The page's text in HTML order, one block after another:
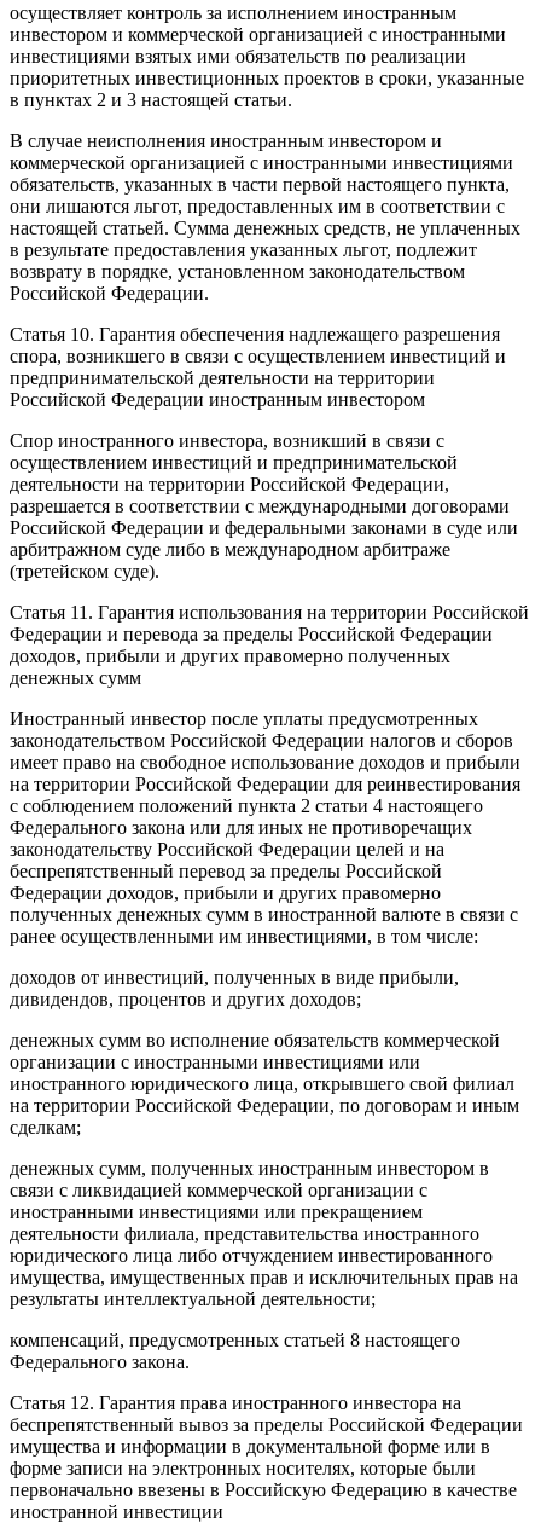
осуществляет контроль за исполнением иностранным
инвестором и коммерческой организацией с иностранными
инвестициями взятых ими обязательств по реализации
приоритетных инвестиционных проектов в сроки, указанные
в пунктах 2 и 3 настоящей статьи.
В случае неисполнения иностранным инвестором и
коммерческой организацией с иностранными инвестициями
обязательств, указанных в части первой настоящего пункта,
они лишаются льгот, предоставленных им в соответствии с
настоящей статьей. Сумма денежных средств, не уплаченных
в результате предоставления указанных льгот, подлежит
возврату в порядке, установленном законодательством
Российской Федерации.
Статья 10. Гарантия обеспечения надлежащего разрешения
спора, возникшего в связи с осуществлением инвестиций и
предпринимательской деятельности на территории
Российской Федерации иностранным инвестором
Спор иностранного инвестора, возникший в связи с
осуществлением инвестиций и предпринимательской
деятельности на территории Российской Федерации,
разрешается в соответствии с международными договорами
Российской Федерации и федеральными законами в суде или
арбитражном суде либо в международном арбитраже
(третейском суде).
Статья 11. Гарантия использования на территории Российской
Федерации и перевода за пределы Российской Федерации
доходов, прибыли и других правомерно полученных
денежных сумм
Иностранный инвестор после уплаты предусмотренных
законодательством Российской Федерации налогов и сборов
имеет право на свободное использование доходов и прибыли
на территории Российской Федерации для реинвестирования
с соблюдением положений пункта 2 статьи 4 настоящего
Федерального закона или для иных не противоречащих
законодательству Российской Федерации целей и на
беспрепятственный перевод за пределы Российской
Федерации доходов, прибыли и других правомерно
полученных денежных сумм в иностранной валюте в связи с
ранее осуществленными им инвестициями, в том числе:
доходов от инвестиций, полученных в виде прибыли,
дивидендов, процентов и других доходов;
денежных сумм во исполнение обязательств коммерческой
организации с иностранными инвестициями или
иностранного юридического лица, открывшего свой филиал
на территории Российской Федерации, по договорам и иным
сделкам;
денежных сумм, полученных иностранным инвестором в
связи с ликвидацией коммерческой организации с
иностранными инвестициями или прекращением
деятельности филиала, представительства иностранного
юридического лица либо отчуждением инвестированного
имущества, имущественных прав и исключительных прав на
результаты интеллектуальной деятельности;
компенсаций, предусмотренных статьей 8 настоящего
Федерального закона.
Статья 12. Гарантия права иностранного инвестора на
беспрепятственный вывоз за пределы Российской Федерации
имущества и информации в документальной форме или в
форме записи на электронных носителях, которые были
первоначально ввезены в Российскую Федерацию в качестве
иностранной инвестиции